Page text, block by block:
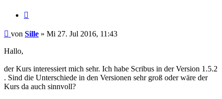
Beitrag
von Sille » Mi 27. Jul 2016, 11:43
Hallo,
der Kurs interessiert mich sehr. Ich habe Scribus in der Version 1.5.2
. Sind die Unterschiede in den Versionen sehr groß oder wäre der
Kurs da auch sinnvoll?